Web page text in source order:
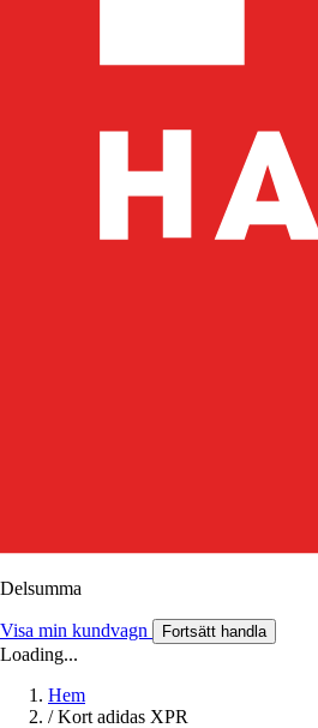
Delsumma
Visa min kundvagn Fortsätt handla
Loading...
Hem
/ Kort adidas XPR